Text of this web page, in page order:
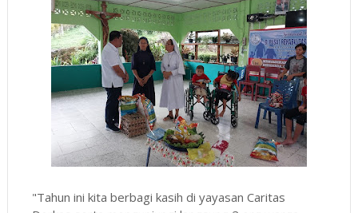
"Tahun ini kita berbagi kasih di yayasan Caritas